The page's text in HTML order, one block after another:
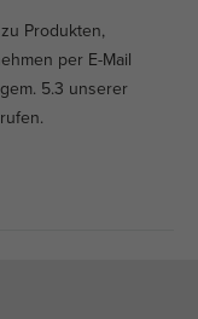
Produkten,
per E-Mail
5.3 unserer